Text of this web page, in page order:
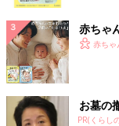
赤ちゃ
赤ちゃ
お墓の
PR(くらし